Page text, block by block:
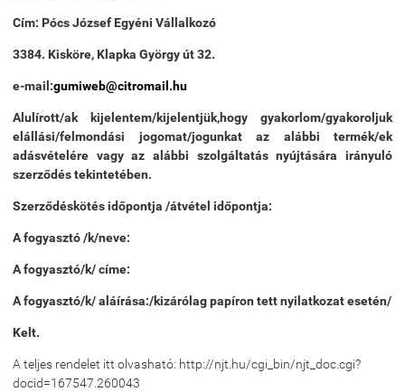
Cím: Pócs József Egyéni Vállalkozó
3384. Kisköre, Klapka György út 32.
e-mail:gumiweb@citromail.hu
Alulírott/ak kijelentem/kijelentjük,hogy gyakorlom/gyakoroljuk
elállási/felmondási jogomat/jogunkat az alábbi termék/ek
adásvételére vagy az alábbi szolgáltatás nyújtására irányuló
szerződés tekintetében.
Szerződéskötés időpontja /átvétel időpontja:
A fogyasztó /k/neve:
A fogyasztó/k/ címe:
A fogyasztó/k/ aláírása:/kizárólag papíron tett nyilatkozat esetén/
Kelt.
A teljes rendelet itt olvasható: http://njt.hu/cgi_bin/njt_doc.cgi?
docid=167547.260043